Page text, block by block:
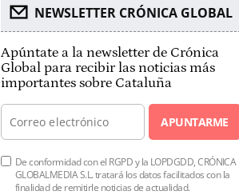
NEWSLETTER CRÓNICA GLOBAL
Apúntate a la newsletter de Crónica
Global para recibir las noticias más
importantes sobre Cataluña
APUNTARME
De conformidad con el RGPD y la LOPDGDD, CRÓNICA
GLOBALMEDIA S.L. tratará los datos facilitados con la
finalidad de remitirle noticias de actualidad.